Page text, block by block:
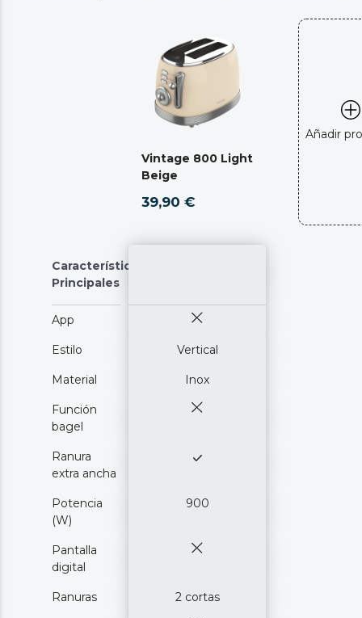
Vintage 800 Light
Beige
39,90 €
Añadir
Características
Principales
App
Estilo Vertical
Material Inox
Función
bagel
Ranura
extra ancha
Potencia
(W)
900
Pantalla
digital
Ranuras 2 cortas